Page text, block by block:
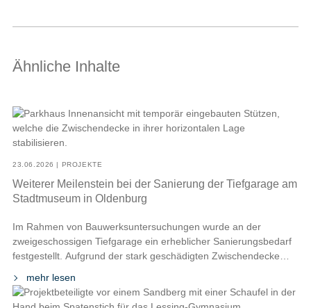
Ähnliche Inhalte
23.06.2026 | PROJEKTE
Weiterer Meilenstein bei der Sanierung der Tiefgarage am
Stadtmuseum in Oldenburg
Im Rahmen von Bauwerksuntersuchungen wurde an der
zweigeschossigen Tiefgarage ein erheblicher Sanierungsbedarf
festgestellt. Aufgrund der stark geschädigten Zwischendecke
umfangreiche Sofortmaßnahmen zur Sicherung der
Standsicherheit umgesetzt wurden. Hierzu wurden zunächst
mehr lesen